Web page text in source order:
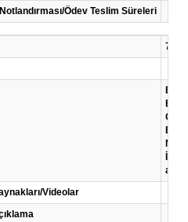
Ödev Teslim Süreleri
7
Bu
Bu
Videolar